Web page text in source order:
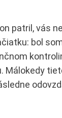
patril, vás
bol
Málokedy